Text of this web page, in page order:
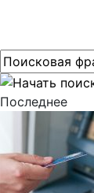
Последнее